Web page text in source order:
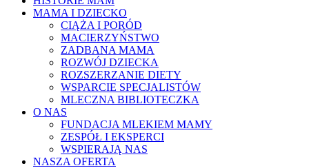
MAMA I DZIECKO
CIĄŻA I PORÓD
MACIERZYŃSTWO
ZADBANA MAMA
ROZWÓJ DZIECKA
ROZSZERZANIE DIETY
WSPARCIE SPECJALISTÓW
MLECZNA BIBLIOTECZKA
O NAS
FUNDACJA MLEKIEM MAMY
ZESPÓŁ I EKSPERCI
WSPIERAJĄ NAS
NASZA OFERTA